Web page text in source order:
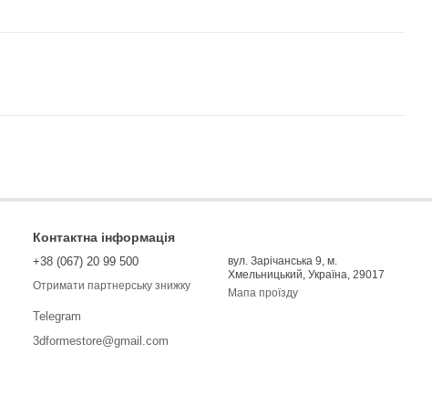
Контактна інформація
+38 (067) 20 99 500
Отримати партнерську знижку
Telegram
3dformestore@gmail.com
вул. Зарічанська 9, м.
Хмельницький, Україна, 29017
Мапа проїзду